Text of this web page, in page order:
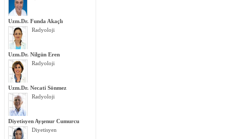
Uzm.Dr. Funda Akaçlı
Radyoloji
Uzm.Dr. Nilgün Eren
Radyoloji
Uzm.Dr. Necati Sönmez
Radyoloji
Diyetisyen Ayşenur Cumurcu
Diyetisyen